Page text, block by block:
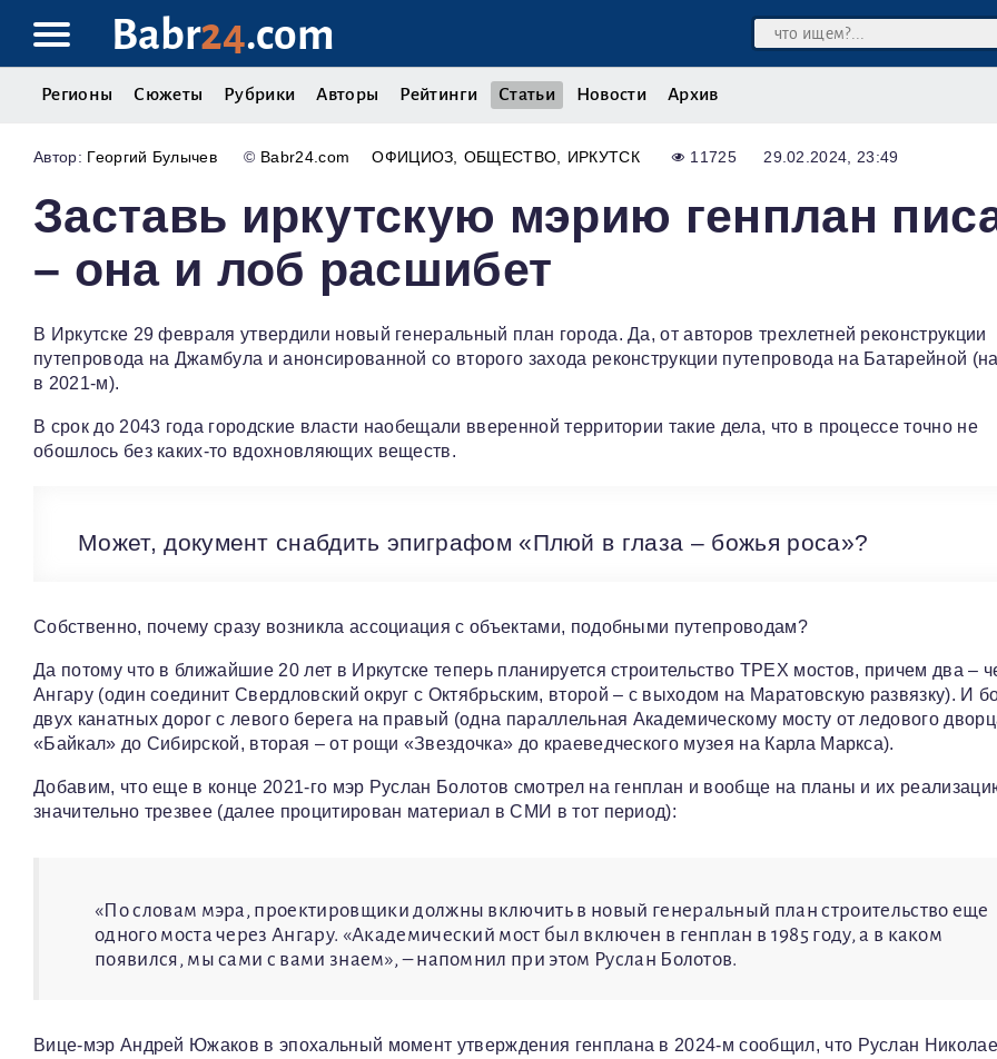
Babr24.com
Регионы Сюжеты Рубрики Авторы Рейтинги Статьи Новости Архив
Георгий Булычев © Babr24.com ОФИЦИОЗ ОБЩЕСТВО ИРКУТСК 11725 29.02.2024, 23:49
Заставь иркутскую мэрию генплан
– она и лоб расшибет
В Иркутске 29 февраля утвердили новый генеральный план города. Да, от авторов трехлетней реконструкции
путепровода на Джамбула и анонсированной со второго захода реконструкции путепровода на Батарейной
в 2021-м).
В срок до 2043 года городские власти наобещали вверенной территории такие дела, что в процессе точно не
обошлось без каких-то вдохновляющих веществ.
Может, документ снабдить эпиграфом «Плюй в глаза – божья роса»?
Собственно, почему сразу возникла ассоциация с объектами, подобными путепроводам?
Да потому что в ближайшие 20 лет в Иркутске теперь планируется строительство ТРЕХ мостов, причем два –
Ангару (один соединит Свердловский округ с Октябрьским, второй – с выходом на Маратовскую развязку). И
двух канатных дорог с левого берега на правый (одна параллельная Академическому мосту от ледового
«Байкал» до Сибирской, вторая – от рощи «Звездочка» до краеведческого музея на Карла Маркса).
Добавим, что еще в конце 2021-го мэр Руслан Болотов смотрел на генплан и вообще на планы и их
значительно трезвее (далее процитирован материал в СМИ в тот период):
«По словам мэра, проектировщики должны включить в новый генеральный план строительство еще
одного моста через Ангару. «Академический мост был включен в генплан в 1985 году, а в каком
появился, мы сами с вами знаем», – напомнил при этом Руслан Болотов.
Вице-мэр Андрей Южаков в эпохальный момент утверждения генплана в 2024-м сообщил, что Руслан